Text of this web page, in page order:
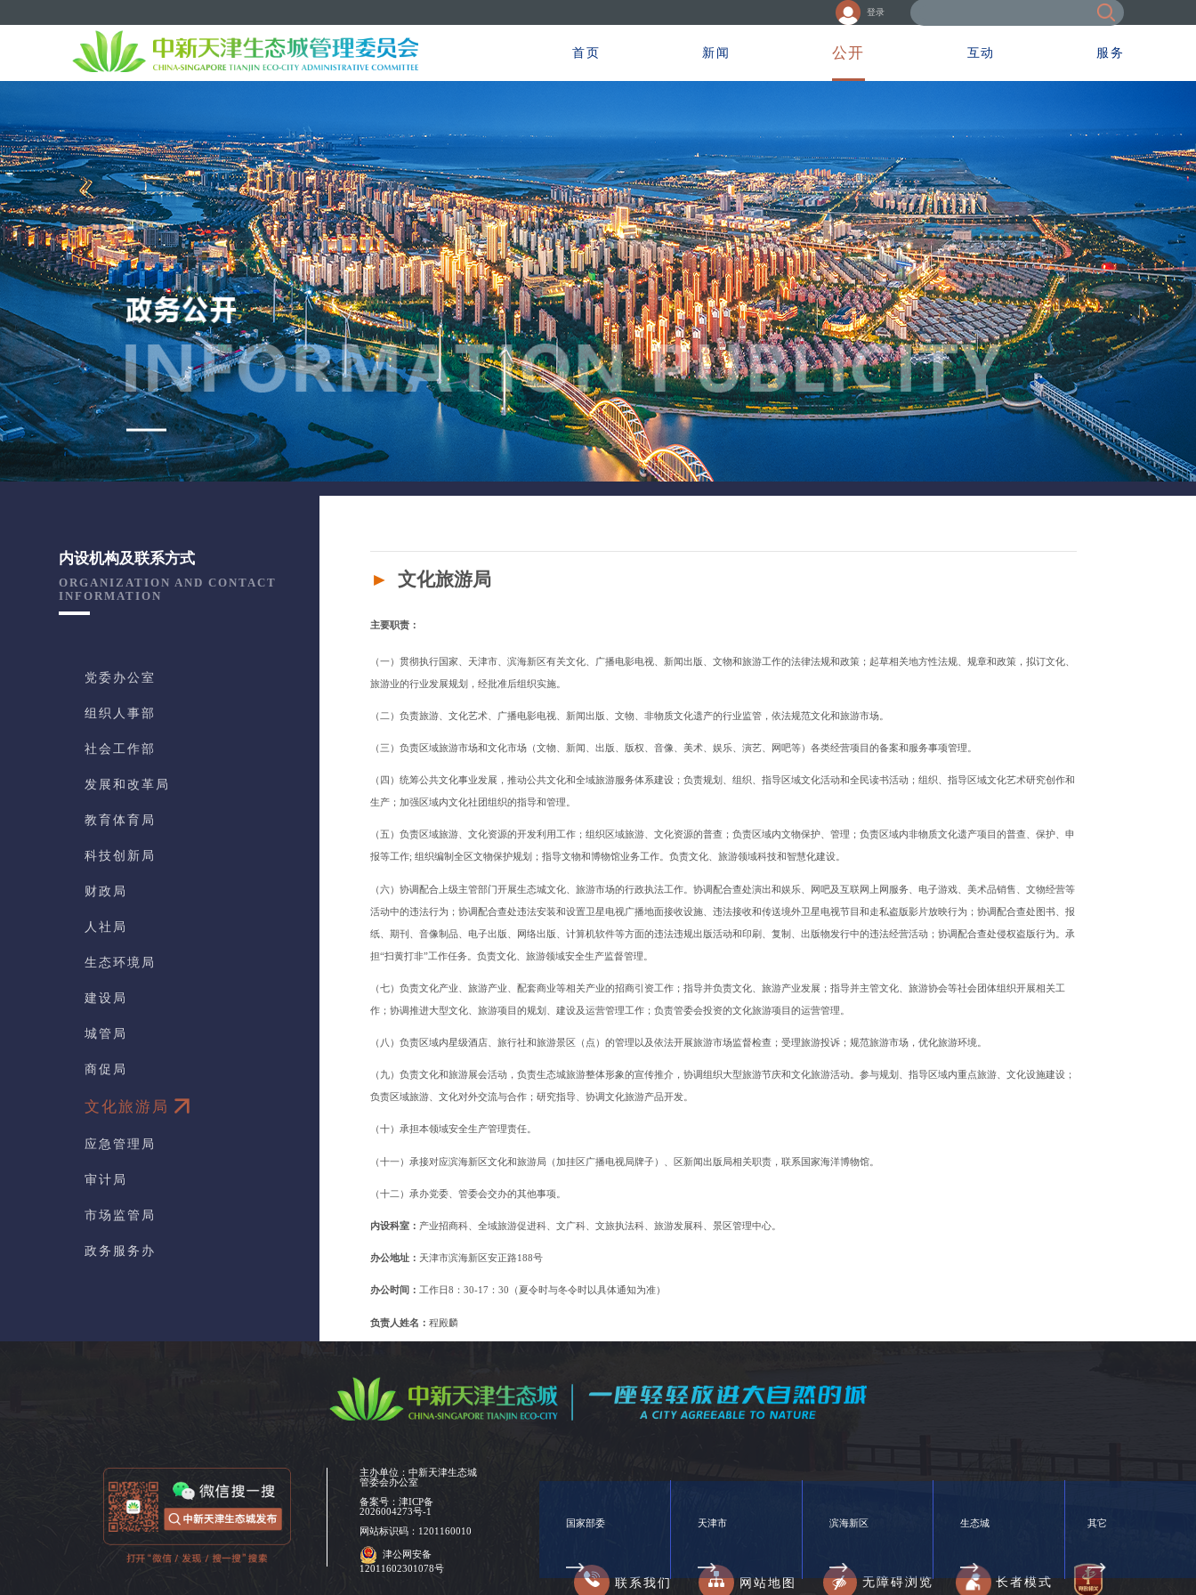
登录
首页 新闻 公开 互动 服务
内设机构及联系方式
ORGANIZATION AND CONTACT
INFORMATION
党委办公室
组织人事部
社会工作部
发展和改革局
教育体育局
科技创新局
财政局
人社局
生态环境局
建设局
城管局
商促局
文化旅游局
应急管理局
审计局
市场监管局
政务服务办
群团工作部
图书档案馆
► 文化旅游局
主要职责：
（一）贯彻执行国家、天津市、滨海新区有关文化、广播电影电视、新闻出版、文物和旅游工作的法律法规和政策；起草相关地方性法规、规章和政策，拟订文化、
旅游业的行业发展规划，经批准后组织实施。
（二）负责旅游、文化艺术、广播电影电视、新闻出版、文物、非物质文化遗产的行业监管，依法规范文化和旅游市场。
（三）负责区域旅游市场和文化市场（文物、新闻、出版、版权、音像、美术、娱乐、演艺、网吧等）各类经营项目的备案和服务事项管理。
（四）统筹公共文化事业发展，推动公共文化和全域旅游服务体系建设；负责规划、组织、指导区域文化活动和全民读书活动；组织、指导区域文化艺术研究创作和
生产；加强区域内文化社团组织的指导和管理。
（五）负责区域旅游、文化资源的开发利用工作；组织区域旅游、文化资源的普查；负责区域内文物保护、管理；负责区域内非物质文化遗产项目的普查、保护、申
报等工作; 组织编制全区文物保护规划；指导文物和博物馆业务工作。负责文化、旅游领域科技和智慧化建设。
（六）协调配合上级主管部门开展生态城文化、旅游市场的行政执法工作。协调配合查处演出和娱乐、网吧及互联网上网服务、电子游戏、美术品销售、文物经营等
活动中的违法行为；协调配合查处违法安装和设置卫星电视广播地面接收设施、违法接收和传送境外卫星电视节目和走私盗版影片放映行为；协调配合查处图书、报
纸、期刊、音像制品、电子出版、网络出版、计算机软件等方面的违法违规出版活动和印刷、复制、出版物发行中的违法经营活动；协调配合查处侵权盗版行为。承
担“扫黄打非”工作任务。负责文化、旅游领域安全生产监督管理。
（七）负责文化产业、旅游产业、配套商业等相关产业的招商引资工作；指导并负责文化、旅游产业发展；指导并主管文化、旅游协会等社会团体组织开展相关工
作；协调推进大型文化、旅游项目的规划、建设及运营管理工作；负责管委会投资的文化旅游项目的运营管理。
（八）负责区域内星级酒店、旅行社和旅游景区（点）的管理以及依法开展旅游市场监督检查；受理旅游投诉；规范旅游市场，优化旅游环境。
（九）负责文化和旅游展会活动，负责生态城旅游整体形象的宣传推介，协调组织大型旅游节庆和文化旅游活动。参与规划、指导区域内重点旅游、文化设施建设；
负责区域旅游、文化对外交流与合作；研究指导、协调文化旅游产品开发。
（十）承担本领域安全生产管理责任。
（十一）承接对应滨海新区文化和旅游局（加挂区广播电视局牌子）、区新闻出版局相关职责，联系国家海洋博物馆。
（十二）承办党委、管委会交办的其他事项。
内设科室： 产业招商科、全域旅游促进科、文广科、文旅执法科、旅游发展科、景区管理中心。
办公地址： 天津市滨海新区安正路188号
办公时间： 工作日8：30-17：30 （ 夏令时与冬令时以具体通知为准）
负责人姓名：程殿麟
主办单位：中新天津生态城
管委会办公室
备案号：津ICP备
2026004273号-1
网站标识码：1201160010
津公网安备
12011602301078号
联系我们 网站地图 无障碍浏览 长者模式
国家部委 天津市 滨海新区 生态城 其它